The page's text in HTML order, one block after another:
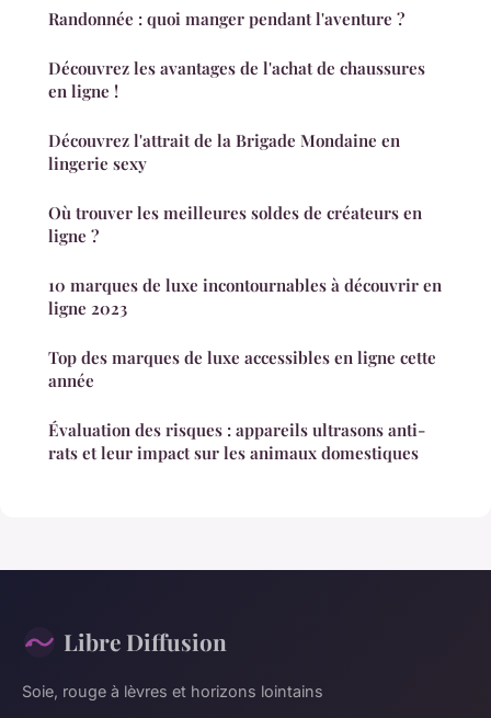
Randonnée : quoi manger pendant l'aventure ?
Découvrez les avantages de l'achat de chaussures
en ligne !
Découvrez l'attrait de la Brigade Mondaine en
lingerie sexy
Où trouver les meilleures soldes de créateurs en
ligne ?
10 marques de luxe incontournables à découvrir en
ligne 2023
Top des marques de luxe accessibles en ligne cette
année
Évaluation des risques : appareils ultrasons anti-
rats et leur impact sur les animaux domestiques
Libre Diffusion
Soie, rouge à lèvres et horizons lointains